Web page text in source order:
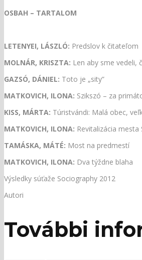
OSBAH – TARTALOM
LETENYEI, LÁSZLÓ: Predslov k čitateľom
MOLNÁR, KRISZTA: Len aby sme vedeli,
GAZSÓ, DÁNIEL: Toto je „sity”
MATKOVICH, ILONA: Szikszó – za
KISS, MÁRTA: Túristvándi: Malá obec,
MATKOVICH, ILONA: Revitalizácia
TAMÁSKA, MÁTÉ: Most na predmestí
MATKOVICH, ILONA: Dva týždne blaha
Výsledky súťaže Sociography 2012
Autori
További